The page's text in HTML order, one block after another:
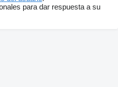
para dar respuesta a su